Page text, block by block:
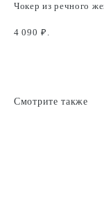
Чокер из речного
4 090 ₽.
Смотрите также